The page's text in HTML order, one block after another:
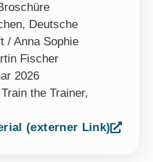
Deutsche
/ Anna Sophie
Fischer
2026
the Trainer,
(externer Link)